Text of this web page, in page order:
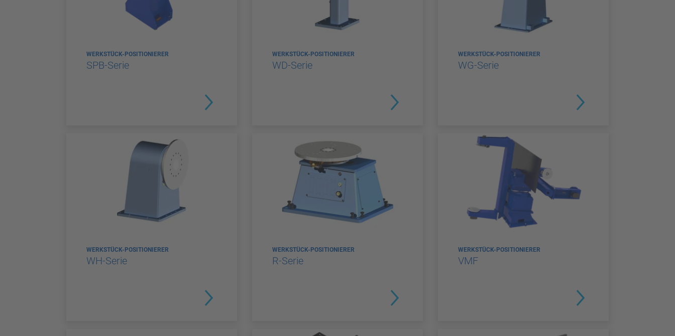
WERKSTÜCK-POSITIONIERER
SPB-Serie
WERKSTÜCK-POSITIONIERER
WD-Serie
WERKSTÜCK-POSITIONIERER
WG-Serie
WERKSTÜCK-POSITIONIERER
WH-Serie
WERKSTÜCK-POSITIONIERER
R-Serie
WERKSTÜCK-POSITIONIERER
VMF